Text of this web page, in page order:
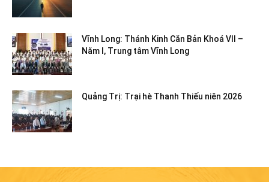
Vĩnh Long: Thánh Kinh Căn Bản Khoá VII –
Năm I, Trung tâm Vĩnh Long
Quảng Trị: Trại hè Thanh Thiếu niên 2026